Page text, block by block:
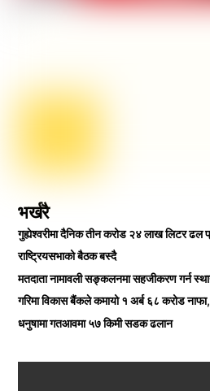
भर्खरै
गुह्येश्वरीमा दैनिक तीन करोड २४ लाख लिटर ढल
राष्ट्रियसभाको बैठक बस्दै
मतदाता नामावली सङ्कलनमा सहजीकरण गर्न
गरिमा विकास बैंकले कमायो १ अर्ब ६८ करोड
धनुषामा गतआवमा ५७ किमी सडक ढलान